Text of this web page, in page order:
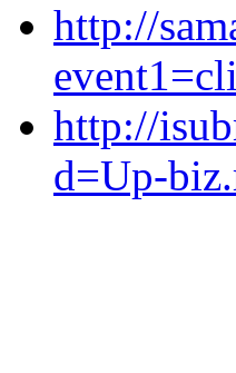
http://
http://
d=Up-